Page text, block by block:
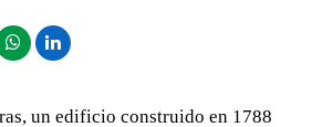
un edificio construido en 1788